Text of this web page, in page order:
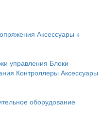
Аксессуары к
управления Блоки
Контроллеры Аксессуары
оборудование